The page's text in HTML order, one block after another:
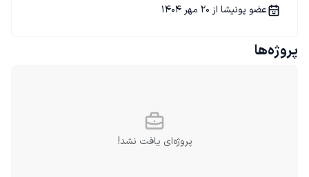
عضو پونیشا از 20 مهر 1404
پروژه‌ها
پروژه‌ای یافت نشد!